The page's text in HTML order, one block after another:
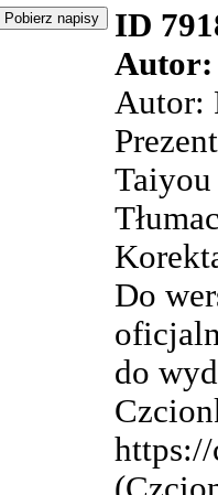
ID
Autor:
Autor:
Do
do